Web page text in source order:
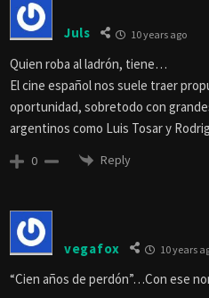
Juls 10 years ago
Quien roba al ladrón, tiene…
El cine español nos suele traer
oportunidad, sobretodo con
argentinos como Luis Tosar y
0 Reply
vegafox 10 years
“Cien años de perdón”…Con ese